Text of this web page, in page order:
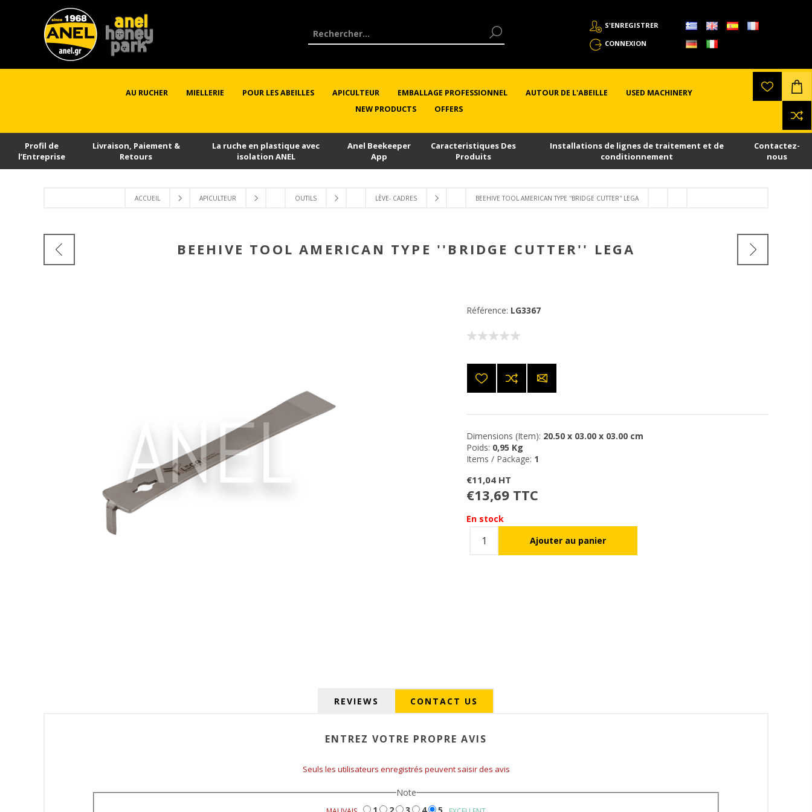
S'ENREGISTRER
CONNEXION
AU RUCHER MIELLERIE POUR LES ABEILLES APICULTEUR EMBALLAGE PROFESSIONNEL AUTOUR DE L'ABEILLE
USED MACHINERY
NEW PRODUCTS
OFFERS
Profil de
l’Εntreprise
Livraison, Paiement &
Retours
La ruche en plastique avec
isolation ANEL
Anel Beekeeper
App
Caracteristiques Des
Produits
Installations de lignes de traitement et de
conditionnement
Contactez-
nous
ACCUEIL APICULTEUR OUTILS LÈVE- CADRES BEEHIVE TOOL AMERICAN TYPE ''BRIDGE CUTTER'' LEGA
BEEHIVE TOOL AMERICAN TYPE ''BRIDGE CUTTER'' LEGA
Référence: LG3367
Dimensions (Item): 20.50 x 03.00 x 03.00 cm
Poids: 0,95 Kg
Items / Package: 1
€11,04 HT
€13,69 TTC
En stock
REVIEWS CONTACT US
ENTREZ VOTRE PROPRE AVIS
Seuls les utilisateurs enregistrés peuvent saisir des avis
Note